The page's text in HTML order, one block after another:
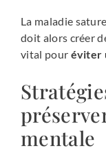
La maladie
doit alors créer
vital pour éviter
mentale